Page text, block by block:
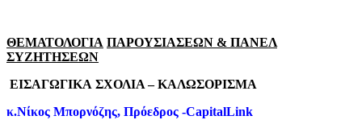
ΘΕΜΑΤΟΛΟΓΙΑ ΠΑΡΟΥΣΙΑΣΕΩΝ & ΠΑΝΕΛ
ΣΥΖΗΤΗΣΕΩΝ
ΕΙΣΑΓΩΓΙΚΑ ΣΧΟΛΙΑ–ΚΑΛΩΣΟΡΙΣΜΑ
κ.Νίκος Μπορνόζης, Πρόεδρος -CapitalLink